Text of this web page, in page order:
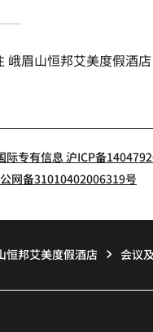
峨眉山恒邦艾美度假酒店
际专有信息 沪ICP备
网备31010402006319号
恒邦艾美度假酒店 会议